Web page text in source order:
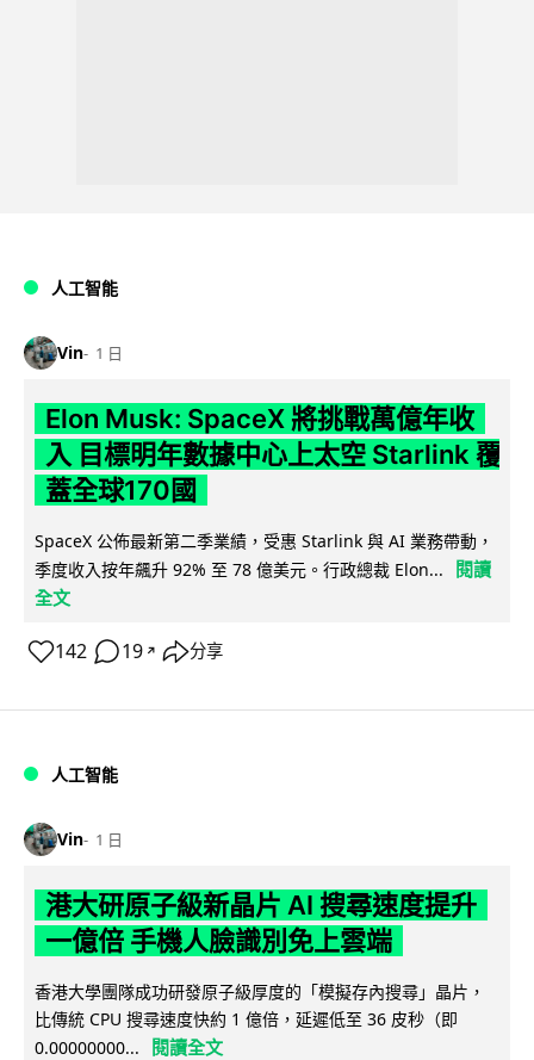
人工智能
Vin 1 日
Elon Musk: SpaceX 將挑戰萬億年收
入 目標明年數據中心上太空 Starlink 覆
蓋全球170國
SpaceX 公佈最新第二季業績，受惠 Starlink 與 AI 業務帶動，
季度收入按年飆升 92% 至 78 億美元。行政總裁 Elon...
閱讀
全文
142 19 ↗ 分享
人工智能
Vin 1 日
港大研原子級新晶片 AI 搜尋速度提升
一億倍 手機人臉識別免上雲端
香港大學團隊成功研發原子級厚度的「模擬存內搜尋」晶片，
比傳統 CPU 搜尋速度快約 1 億倍，延遲低至 36 皮秒（即
0.00000000...
閱讀全文